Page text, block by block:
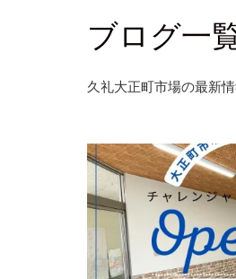
ブログ一
久礼大正町市場の最新